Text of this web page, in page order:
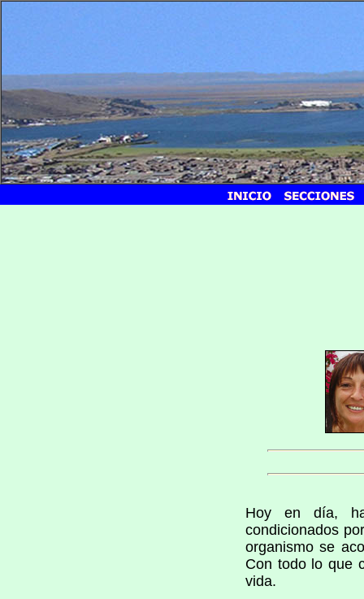
Hoy en día,
condicionados
organismo se
Con todo lo que
vida.